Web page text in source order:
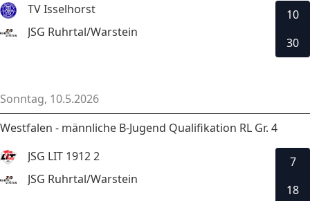
TV Isselhorst
JSG Ruhrtal/Warstein
10
30
Sonntag, 10.5.2026
Westfalen - männliche B-Jugend Qualifikation RL Gr. 4
JSG LIT 1912 2
JSG Ruhrtal/Warstein
7
18